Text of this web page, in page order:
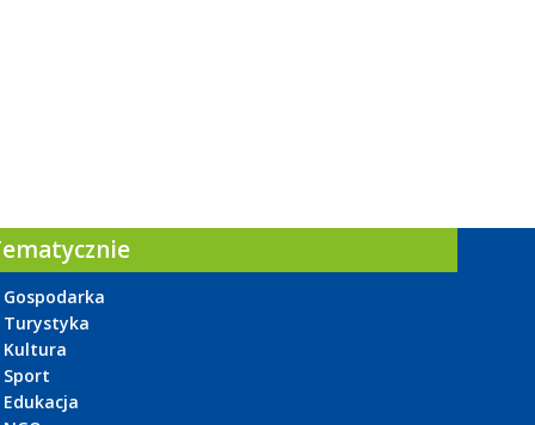
Gospodarka
Turystyka
Kultura
Sport
Edukacja